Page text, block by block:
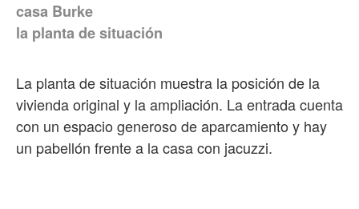
casa Burke
la planta de situación
La planta de situación muestra la posición de la
vivienda original y la ampliación. La entrada cuenta
con un espacio generoso de aparcamiento y hay
un pabellón frente a la casa con jacuzzi.